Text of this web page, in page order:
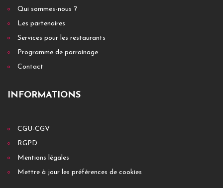
Qui sommes-nous ?
Les partenaires
Services pour les restaurants
Programme de parrainage
Contact
INFORMATIONS
CGU-CGV
RGPD
Mentions légales
Mettre à jour les préférences de cookies